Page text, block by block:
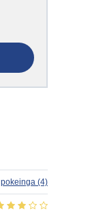
pokeinga (4)